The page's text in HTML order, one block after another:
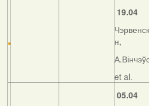
19.04
н,
et al.
05.04